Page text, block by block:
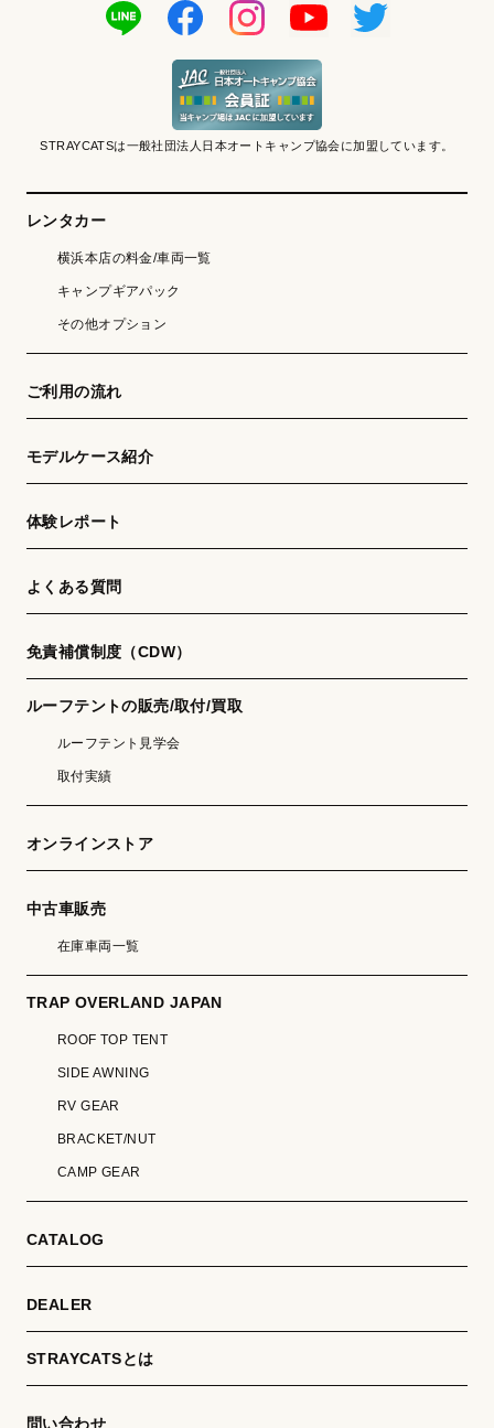
STRAYCATSは一般社団法人日本オートキャンプ協会に加盟しています。
レンタカー
横浜本店の料金/車両一覧
キャンプギアパック
その他オプション
ご利用の流れ
モデルケース紹介
体験レポート
よくある質問
免責補償制度（CDW）
ルーフテントの販売/取付/買取
ルーフテント見学会
取付実績
オンラインストア
中古車販売
在庫車両一覧
TRAP OVERLAND JAPAN
ROOF TOP TENT
SIDE AWNING
RV GEAR
BRACKET/NUT
CAMP GEAR
CATALOG
DEALER
STRAYCATSとは
問い合わせ